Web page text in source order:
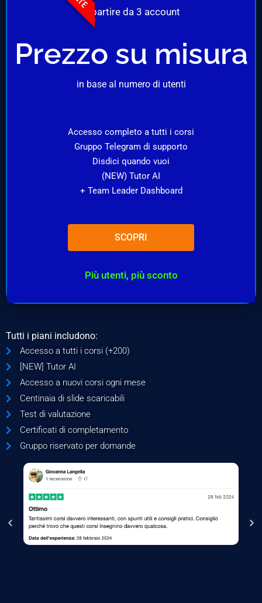
A partire da 3 account
Prezzo su misura
in base al numero di utenti
Accesso completo a tutti i corsi
Gruppo Telegram di supporto
Disdici quando vuoi
(NEW) Tutor AI
+ Team Leader Dashboard
SCOPRI
Più utenti, più sconto
Tutti i piani includono:
Accesso a tutti i corsi (+200)
[NEW] Tutor AI
Accesso a nuovi corsi ogni mese
Centinaia di slide scaricabili
Test di valutazione
Certificati di completamento
Gruppo riservato per domande